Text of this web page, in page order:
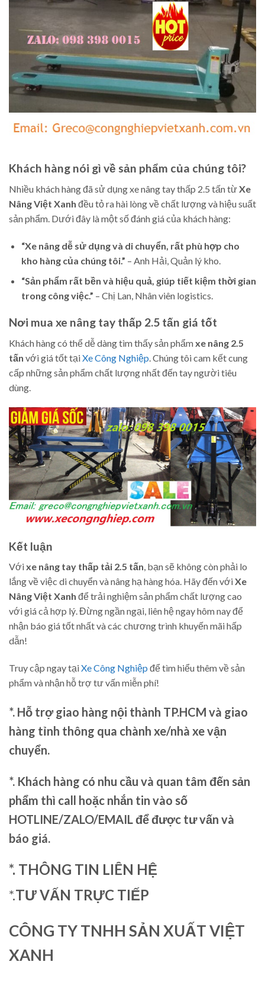
Khách hàng nói gì về sản phẩm của chúng tôi?
Nhiều khách hàng đã sử dụng xe nâng tay thấp 2.5 tấn từXe
Nâng Việt Xanh đều tỏ ra hài lòng về chất lượng và hiệu suất
sản phẩm. Dưới đây là một số đánh giá của khách hàng:
“Xe nâng dễ sử dụng và di chuyển, rất phù hợp cho
kho hàng của chúng tôi.” – Anh Hải, Quản lý kho.
“Sản phẩm rất bền và hiệu quả, giúp tiết kiệm thời gian
trong công việc.” – Chị Lan, Nhân viên logistics.
Nơi mua xe nâng tay thấp 2.5 tấn giá tốt
Khách hàng có thể dễ dàng tìm thấy sản phẩmxe nâng 2.5
tấn với giá tốt tạiXe Công Nghiệp . Chúng tôi cam kết cung
cấp những sản phẩm chất lượng nhất đến tay người tiêu
dùng.
Kết luận
Vớixe nâng tay thấp tải 2.5 tấn, bạn sẽ không còn phải lo
lắng về việc di chuyển và nâng hạ hàng hóa. Hãy đến vớiXe
Nâng Việt Xanh để trải nghiệm sản phẩm chất lượng cao
với giá cả hợp lý. Đừng ngần ngại, liên hệ ngay hôm nay để
nhận báo giá tốt nhất và các chương trình khuyến mãi hấp
dẫn!
Truy cập ngay tạiXe Công Nghiệp để tìm hiểu thêm về sản
phẩm và nhận hỗ trợ tư vấn miễn phí!
*. Hỗ trợ giao hàng nội thành TP.HCM và giao
hàng tỉnh thông qua chành xe/nhà xe vận
chuyển.
*. Khách hàng có nhu cầu và quan tâm đến sản
phẩm thì call hoặc nhắn tin vào số
HOTLINE/ZALO/EMAIL để được tư vấn và
báo giá.
*. THÔNG TIN LIÊN HỆ
*.TƯ VẤN TRỰC TIẾP
CÔNG TY TNHH SẢN XUẤT VIỆT
XANH